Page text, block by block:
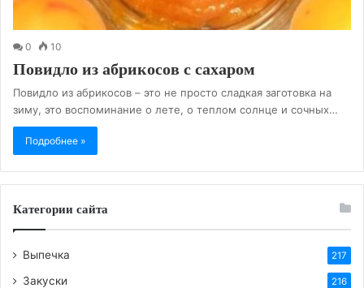
0 10
Повидло из абрикосов с сахаром
Повидло из абрикосов – это не просто сладкая заготовка на
зиму, это воспоминание о лете, о теплом солнце и сочных…
Подробнее »
Категории сайта
Выпечка 217
Закуски 216